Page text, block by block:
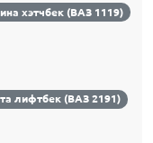
хэтчбек (ВАЗ 1119)
лифтбек (ВАЗ 2191)